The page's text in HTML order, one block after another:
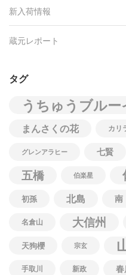
新入荷情報
蔵元レポート
タグ
うちゅうブルー
まんさくの花 カリ
グレンアラヒー 七賢
五橋
伯楽星
初孫 北島 南
名倉山 大信州
天狗櫻 宗玄
手取川 新政 春